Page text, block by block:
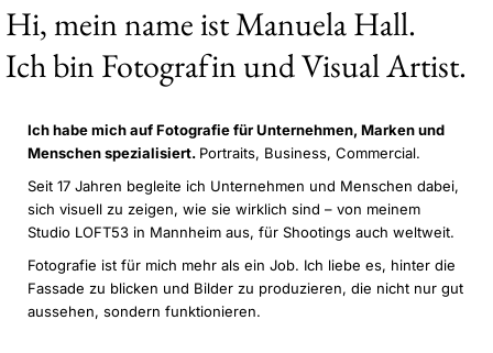
Hi, mein name ist Manuela Hall.
Ich bin Fotografin und Visual Artist.
Ich habe mich auf Fotografie für Unternehmen, Marken und
Menschen spezialisiert. Portraits, Business, Commercial.
Seit 17 Jahren begleite ich Unternehmen und Menschen dabei,
sich visuell zu zeigen, wie sie wirklich sind – von meinem
Studio LOFT53 in Mannheim aus, für Shootings auch weltweit.
Fotografie ist für mich mehr als ein Job. Ich liebe es, hinter die
Fassade zu blicken und Bilder zu produzieren, die nicht nur gut
aussehen, sondern funktionieren.